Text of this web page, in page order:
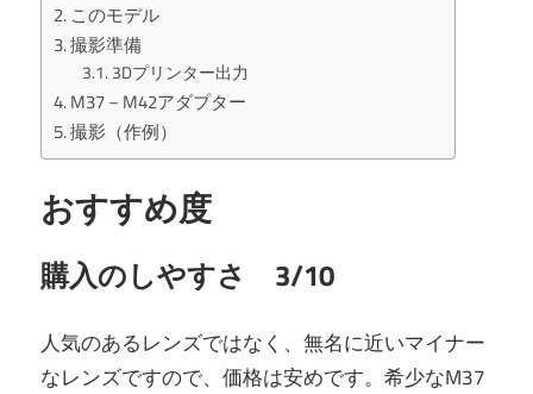
このモデル
撮影準備
3Dプリンター出力
M37－M42アダプター
撮影（作例）
おすすめ度
購入のしやすさ 3/10
人気のあるレンズではなく、無名に近いマイナー
なレンズですので、価格は安めです。希少なM37